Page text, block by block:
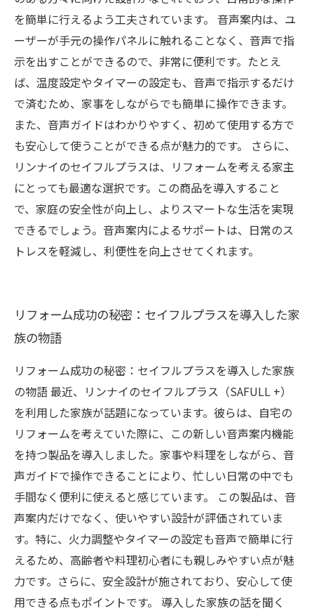
を簡単に行えるよう工夫されています。 音声案内は、ユ
ーザーが手元の操作パネルに触れることなく、音声で指
示を出すことができるので、非常に便利です。たとえ
ば、温度設定やタイマーの設定も、音声で指示するだけ
で済むため、家事をしながらでも簡単に操作できます。
また、音声ガイドはわかりやすく、初めて使用する方で
も安心して使うことができる点が魅力的です。 さらに、
リンナイのセイフルプラスは、リフォームを考える家主
にとっても最適な選択です。この商品を導入すること
で、家庭の安全性が向上し、よりスマートな生活を実現
できるでしょう。音声案内によるサポートは、日常のス
トレスを軽減し、利便性を向上させてくれます。
リフォーム成功の秘密：セイフルプラスを導入した家
族の物語
リフォーム成功の秘密：セイフルプラスを導入した家族
の物語 最近、リンナイのセイフルプラス（SAFULL +）
を利用した家族が話題になっています。彼らは、自宅の
リフォームを考えていた際に、この新しい音声案内機能
を持つ製品を導入しました。家事や料理をしながら、音
声ガイドで操作できることにより、忙しい日常の中でも
手間なく便利に使えると感じています。 この製品は、音
声案内だけでなく、使いやすい設計が評価されていま
す。特に、火力調整やタイマーの設定も音声で簡単に行
えるため、高齢者や料理初心者にも親しみやすい点が魅
力です。さらに、安全設計が施されており、安心して使
用できる点もポイントです。 導入した家族の話を聞く